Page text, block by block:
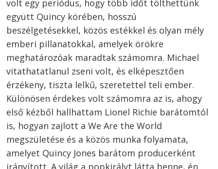
volt egy periódus, hogy több időt tölthettünk
együtt Quincy körében, hosszú
beszélgetésekkel, közös estékkel és olyan mély
emberi pillanatokkal, amelyek örökre
meghatározóak maradtak számomra. Michael
vitathatatlanul zseni volt, és elképesztően
érzékeny, tiszta lelkű, szeretettel teli ember.
Különösen érdekes volt számomra az is, ahogy
első kézből hallhattam Lionel Richie barátomtól
is, hogyan zajlott a We Are the World
megszületése és a közös munka folyamata,
amelyet Quincy Jones barátom producerként
irányított. A világ a popkirályt látta benne, én